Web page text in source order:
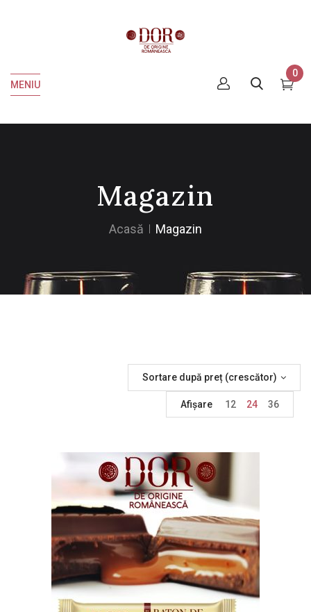
MENIU
0
Magazin
Acasă Magazin
Sortare după preț (crescător)
Afișare 12 24 36